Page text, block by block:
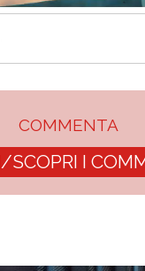
COMMENTA
SCOPRI I